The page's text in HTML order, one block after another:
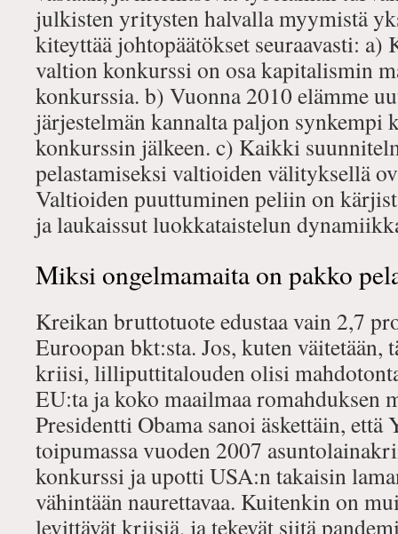
julkisten yritysten halvalla myymistä
kiteyttää johtopäätökset seuraavasti:
valtion konkurssi on osa kapitalismin
konkurssia. b) Vuonna 2010 elämme
järjestelmän kannalta paljon
konkurssin jälkeen. c) Kaikki
pelastamiseksi valtioiden välityksellä
Valtioiden puuttuminen peliin on
ja laukaissut luokkataistelun
Miksi ongelmamaita on pakko
Kreikan bruttotuote edustaa vain 2,7
Euroopan bkt:sta. Jos, kuten väitetään,
kriisi, lilliputtitalouden olisi
EU:ta ja koko maailmaa romahduksen
Presidentti Obama sanoi äskettäin,
toipumassa vuoden 2007
konkurssi ja upotti USA:n takaisin
vähintään naurettavaa. Kuitenkin on
levittävät kriisiä, ja tekevät siitä